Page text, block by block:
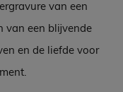
van een
van een blijvende
en de liefde voor